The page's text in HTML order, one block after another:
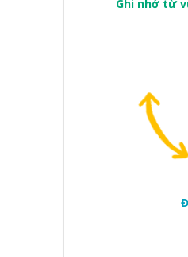
Ghi nhớ từ